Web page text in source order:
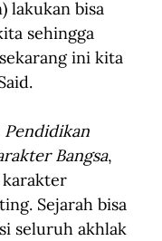
lakukan bisa
sehingga
ini kita
Pendidikan
Bangsa,
karakter
Sejarah bisa
seluruh akhlak